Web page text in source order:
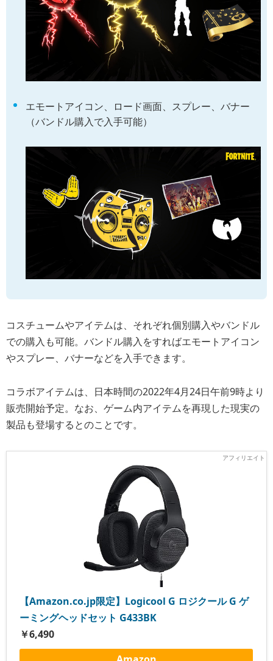
エモートアイコン、ロード画面、スプレー、バナー
（バンドル購入で入手可能）
コスチュームやアイテムは、それぞれ個別購入やバンドル
での購入も可能。バンドル購入をすればエモートアイコン
やスプレー、バナーなどを入手できます。
コラボアイテムは、日本時間の2022年4月24日午前9時より
販売開始予定。なお、ゲーム内アイテムを再現した現実の
製品も登場するとのことです。
【Amazon.co.jp限定】Logicool G ロジクール G ゲ
ーミングヘッドセット G433BK
￥6,490